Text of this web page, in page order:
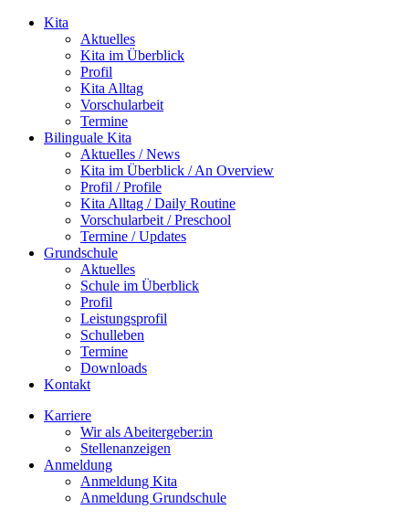
Kita
Aktuelles
Kita im Überblick
Profil
Kita Alltag
Vorschularbeit
Termine
Bilinguale Kita
Aktuelles / News
Kita im Überblick / An Overview
Profil / Profile
Kita Alltag / Daily Routine
Vorschularbeit / Preschool
Termine / Updates
Grundschule
Aktuelles
Schule im Überblick
Profil
Leistungsprofil
Schulleben
Termine
Downloads
Kontakt
Karriere
Wir als Abeitergeber:in
Stellenanzeigen
Anmeldung
Anmeldung Kita
Anmeldung Grundschule